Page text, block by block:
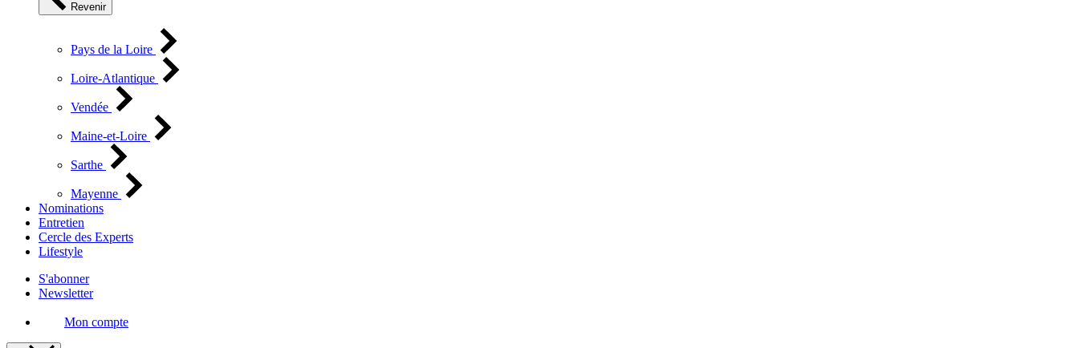
Revenir
Pays de la Loire
Loire-Atlantique
Vendée
Maine-et-Loire
Sarthe
Mayenne
Nominations
Entretien
Cercle des Experts
Lifestyle
S'abonner
Newsletter
Mon compte